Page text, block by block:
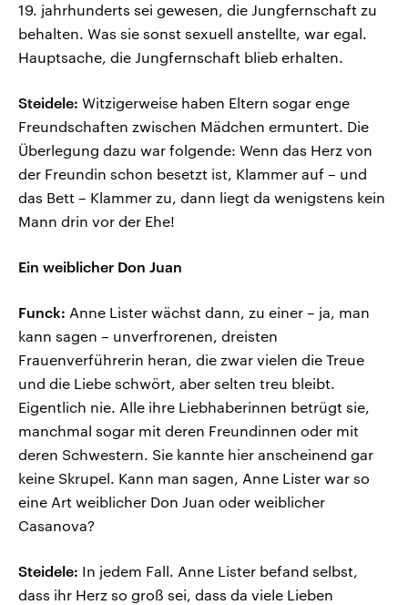
19. jahrhunderts sei gewesen, die Jungfernschaft zu
behalten. Was sie sonst sexuell anstellte, war egal.
Hauptsache, die Jungfernschaft blieb erhalten.
Steidele: Witzigerweise haben Eltern sogar enge
Freundschaften zwischen Mädchen ermuntert. Die
Überlegung dazu war folgende: Wenn das Herz von
der Freundin schon besetzt ist, Klammer auf – und
das Bett – Klammer zu, dann liegt da wenigstens kein
Mann drin vor der Ehe!
Ein weiblicher Don Juan
Funck: Anne Lister wächst dann, zu einer – ja, man
kann sagen – unverfrorenen, dreisten
Frauenverführerin heran, die zwar vielen die Treue
und die Liebe schwört, aber selten treu bleibt.
Eigentlich nie. Alle ihre Liebhaberinnen betrügt sie,
manchmal sogar mit deren Freundinnen oder mit
deren Schwestern. Sie kannte hier anscheinend gar
keine Skrupel. Kann man sagen, Anne Lister war so
eine Art weiblicher Don Juan oder weiblicher
Casanova?
Steidele: In jedem Fall. Anne Lister befand selbst,
dass ihr Herz so groß sei, dass da viele Lieben